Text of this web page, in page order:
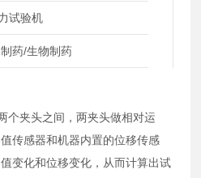
试验机
药/生物制药
个夹头之间，两夹头做相对运
传感器和机器内置的位移传感
变化和位移变化，从而计算出试